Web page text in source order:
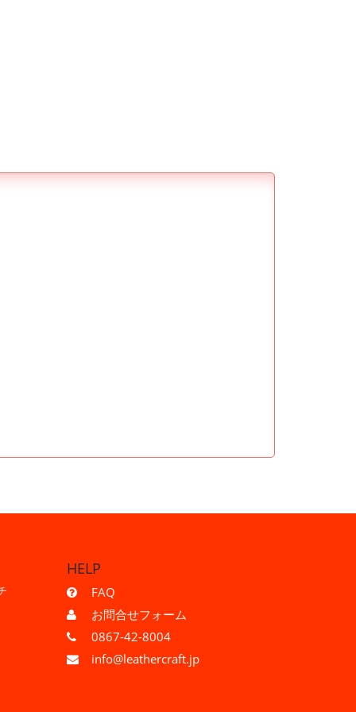
HELP
FAQ
お問合せフォーム
0867-42-8004
info@leathercraft.jp